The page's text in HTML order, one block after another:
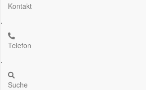
Kontakt
.
Telefon
.
Suche